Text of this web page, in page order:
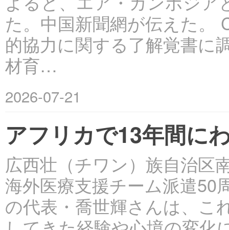
た。中国新聞網が伝えた。
的協力に関する了解覚書に
材育…
2026-07-21
アフリカで13年間に
広西壮（チワン）族自治区
海外医療支援チーム派遣50
の代表・喬世輝さんは、こ